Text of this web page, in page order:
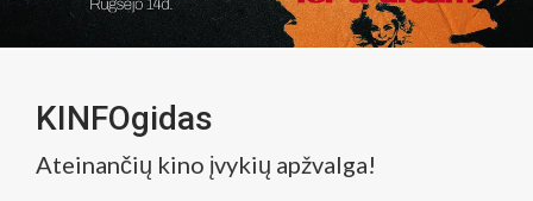
KINFOgidas
Ateinančių kino įvykių apžvalga!